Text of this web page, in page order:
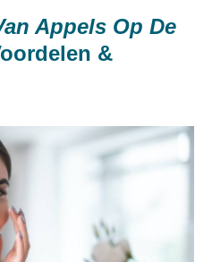
Appels Op De
&